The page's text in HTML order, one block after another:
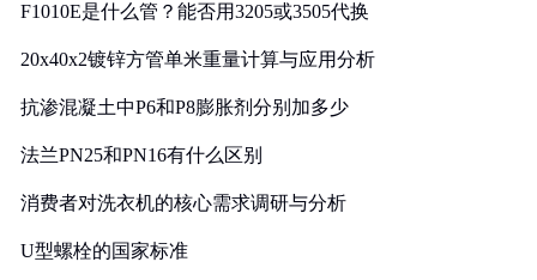
F1010E是什么管？能否用3205或3505代换
20x40x2镀锌方管单米重量计算与应用分析
抗渗混凝土中P6和P8膨胀剂分别加多少
法兰PN25和PN16有什么区别
消费者对洗衣机的核心需求调研与分析
U型螺栓的国家标准